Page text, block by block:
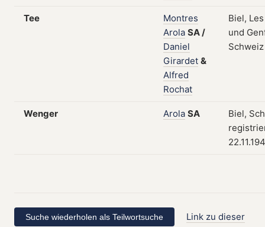
Tee
Montres
Arola SA/
Daniel
Girardet &
Alfred
Rochat
Biel,
und
Schweiz
Wenger Arola SA
Biel,
Link zu dieser